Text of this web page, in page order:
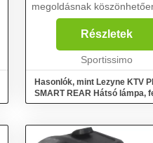
megoldásnak
világítási üzemmód a
LED Ally telefonos
keresztül is beállítható, és
kompatibilis Lezyne LED
Részletek
Sportissimo
Hasonlók, mint Lezyne KTV
SMART REAR Hátsó lámpa,
méret